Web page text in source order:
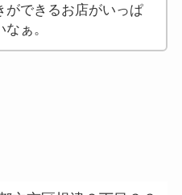
ができるお店がいっぱ
ぁ。